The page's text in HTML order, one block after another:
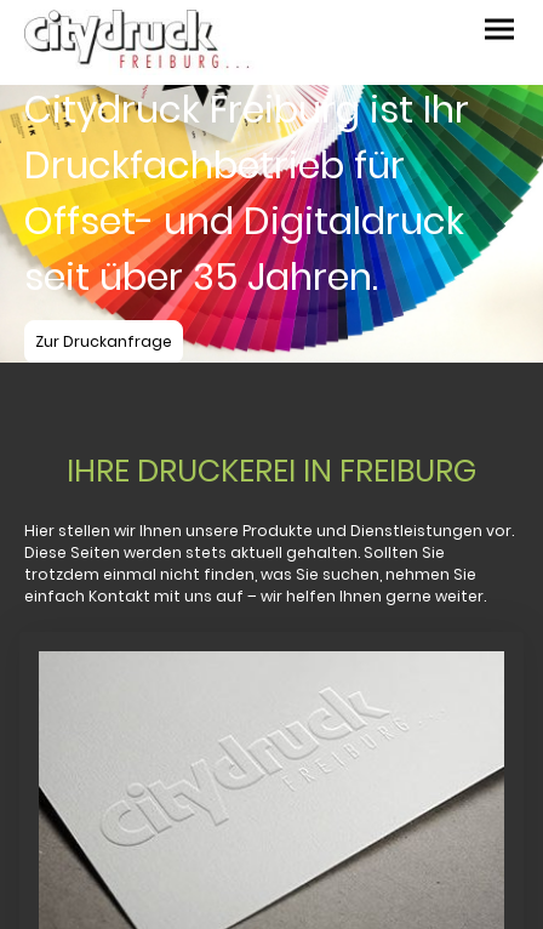
Citydruck Freiburg ist Ihr
Druckfachbetrieb für
Offset- und Digitaldruck
seit über 35 Jahren.
Zur Druckanfrage
IHRE DRUCKEREI IN FREIBURG
Hier stellen wir Ihnen unsere Produkte und Dienstleistungen vor.
Diese Seiten werden stets aktuell gehalten. Sollten Sie
trotzdem einmal nicht finden, was Sie suchen, nehmen Sie
einfach Kontakt mit uns auf – wir helfen Ihnen gerne weiter.